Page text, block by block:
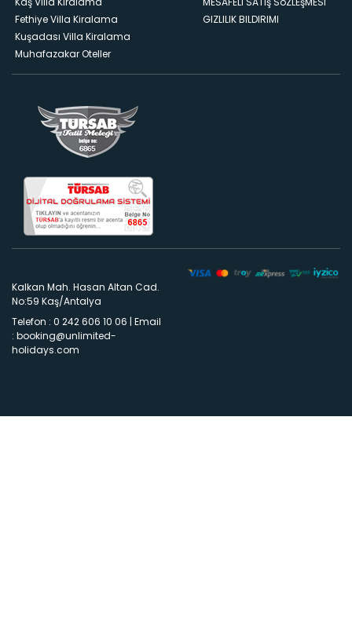
Fethiye Villa Kiralama
Kuşadası Villa Kiralama
Muhafazakar Oteller
GIZLILIK BILDIRIMI
Kalkan Mah. Hasan Altan Cad.
No:59 Kaş/Antalya
Telefon : 0 242 606 10 06 | Email
: booking@unlimited-
holidays.com